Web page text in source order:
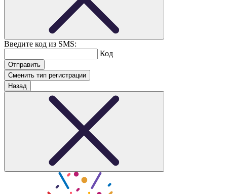
Введите код из SMS:
Код
Сменить тип регистрации
Назад